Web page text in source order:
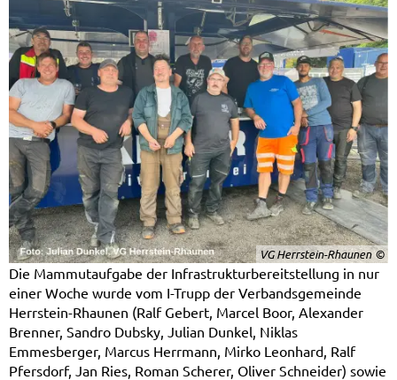
VG Herrstein-Rhaunen
Die Mammutaufgabe der Infrastrukturbereitstellung in nur
einer Woche wurde vom I-Trupp der Verbandsgemeinde
Herrstein-Rhaunen (Ralf Gebert, Marcel Boor, Alexander
Brenner, Sandro Dubsky, Julian Dunkel, Niklas
Emmesberger, Marcus Herrmann, Mirko Leonhard, Ralf
Pfersdorf, Jan Ries, Roman Scherer, Oliver Schneider) sowie